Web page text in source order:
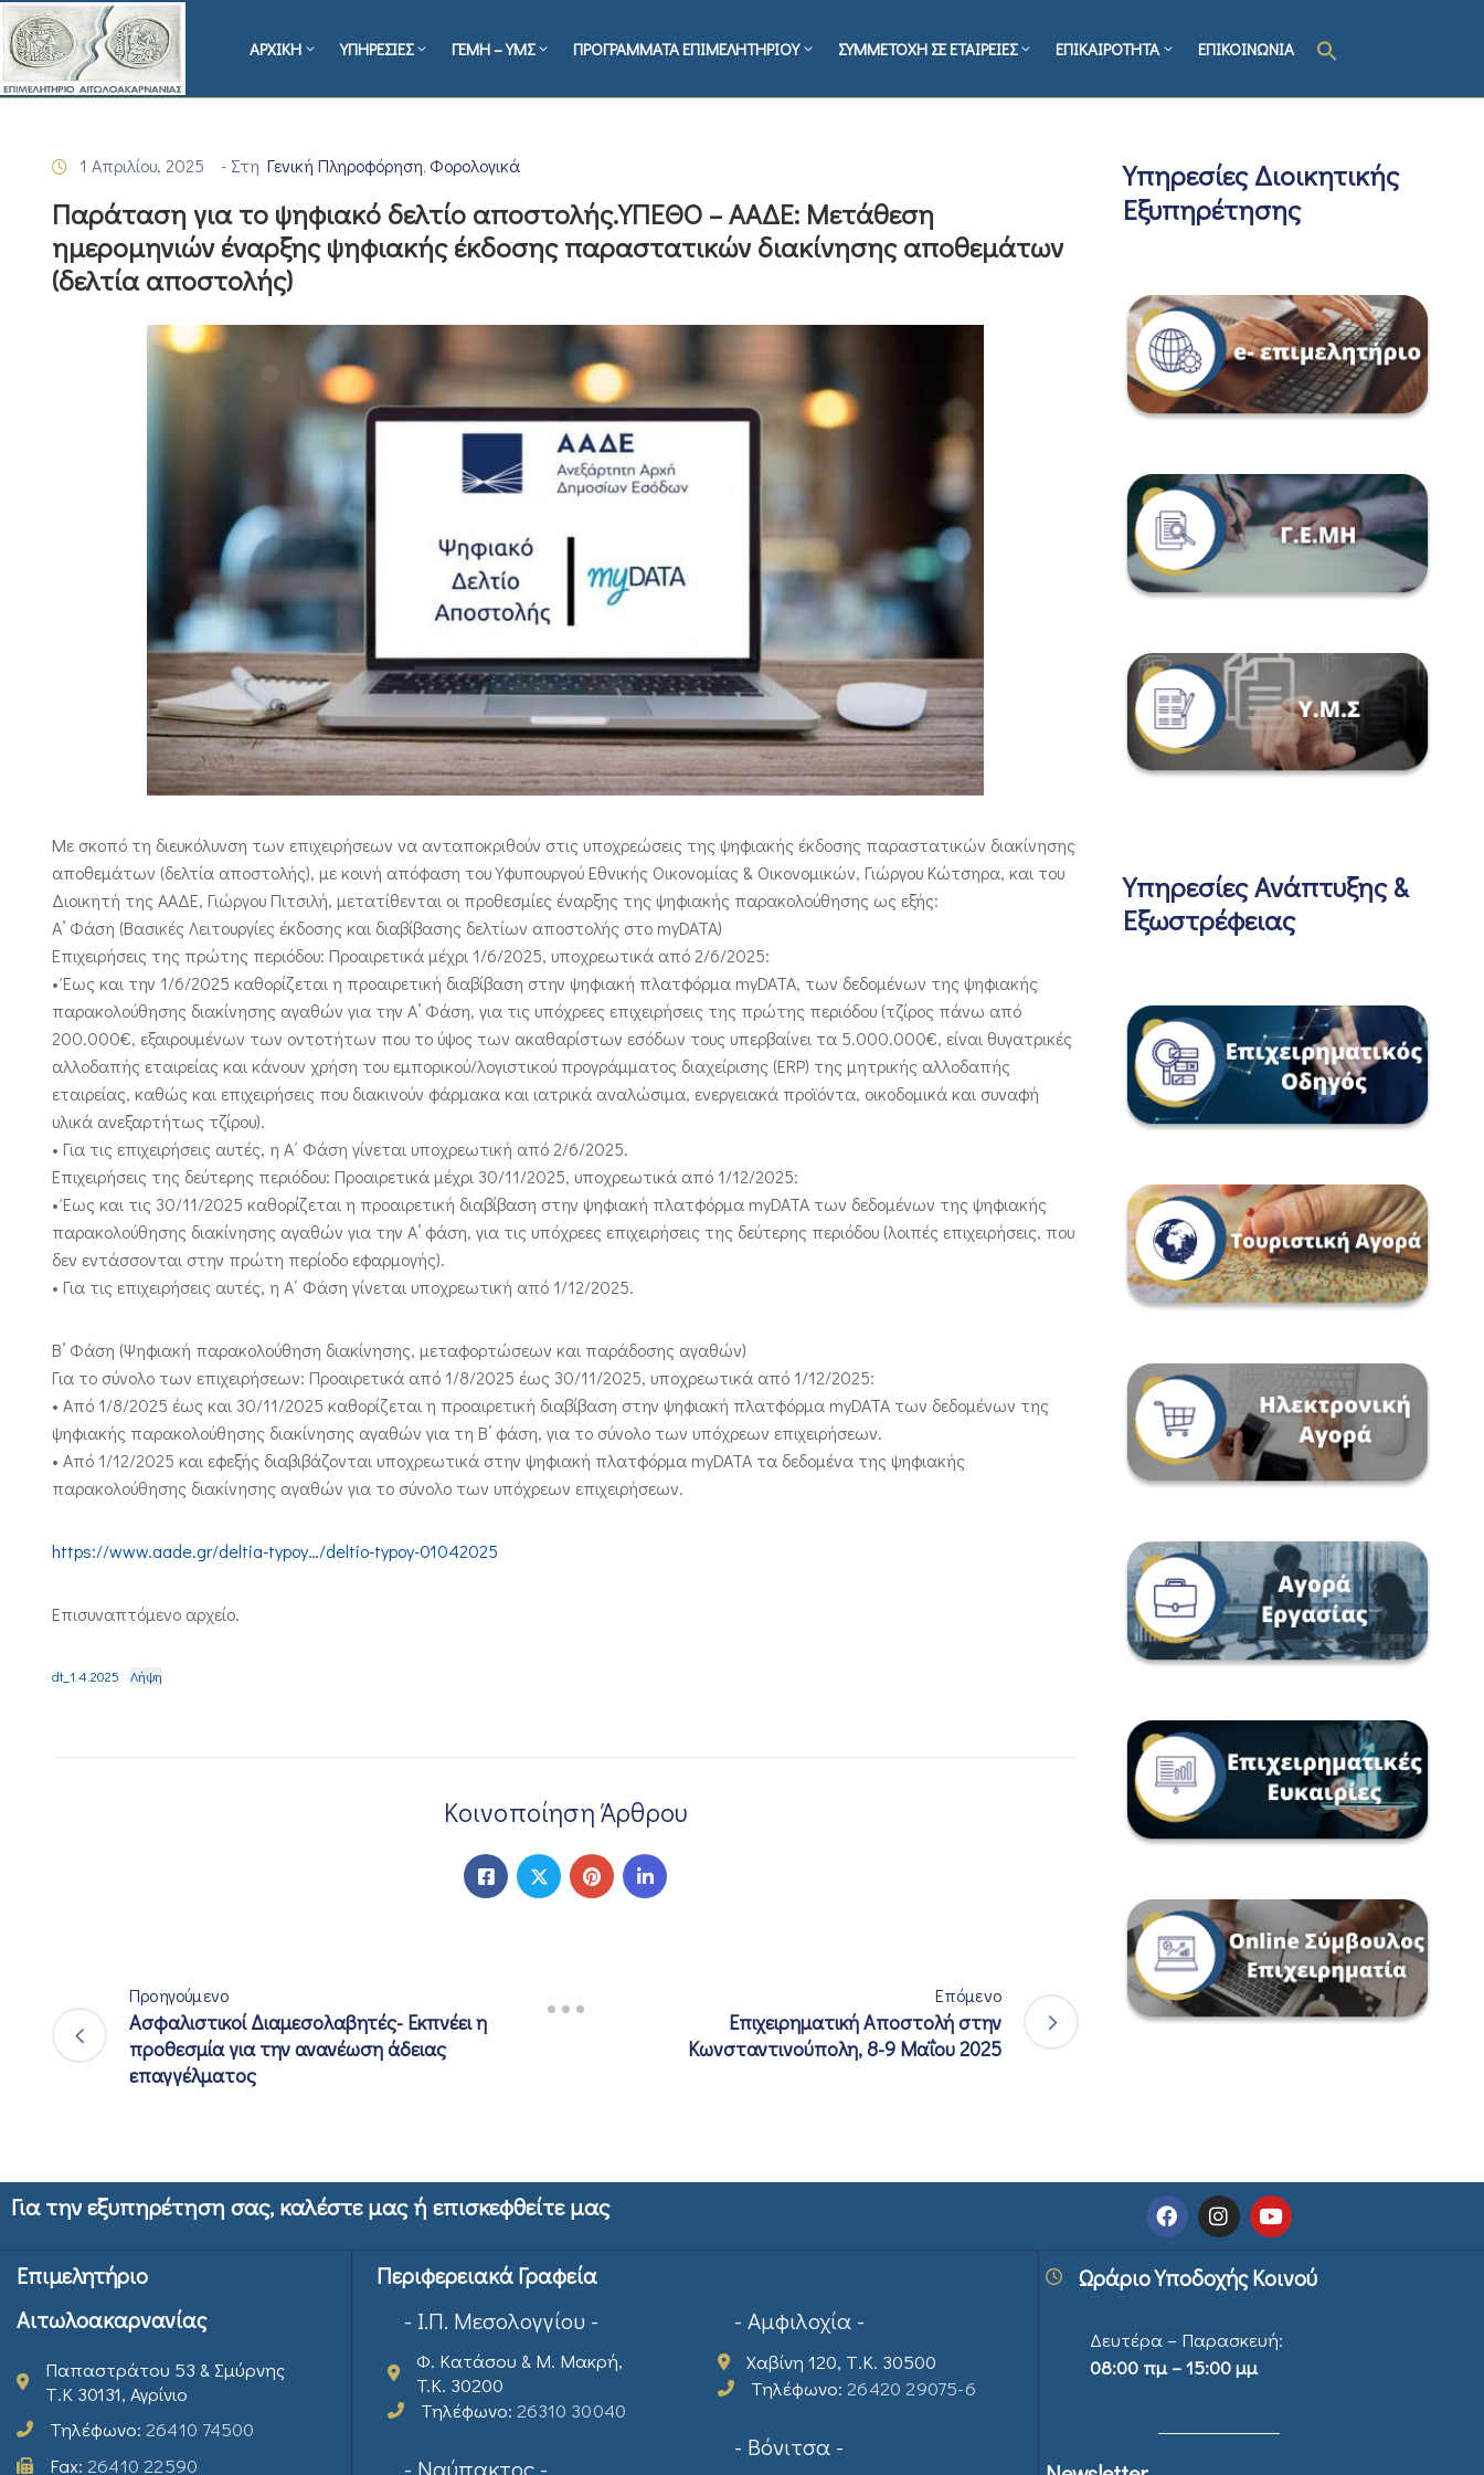
ΑΡΧΙΚΗ ΥΠΗΡΕΣΙΕΣ ΓΕΜΗ – ΥΜΣ ΠΡΟΓΡΑΜΜΑΤΑ ΕΠΙΜΕΛΗΤΗΡΙΟΥ ΣΥΜΜΕΤΟΧΗ ΣΕ ΕΤΑΙΡΕΙΕΣ ΕΠΙΚΑΙΡΟΤΗΤΑ ΕΠΙΚΟΙΝΩΝΙΑ
1 Απριλίου, 2025 - Στη Γενική Πληροφόρηση‚ Φορολογικά
Παράταση για το ψηφιακό δελτίο αποστολής.ΥΠΕΘΟ – ΑΑΔΕ: Μετάθεση
ημερομηνιών έναρξης ψηφιακής έκδοσης παραστατικών διακίνησης αποθεμάτων
(δελτία αποστολής)
Με σκοπό τη διευκόλυνση των επιχειρήσεων να ανταποκριθούν στις υποχρεώσεις της ψηφιακής έκδοσης παραστατικών διακίνησης
αποθεμάτων (δελτία αποστολής), με κοινή απόφαση του Υφυπουργού Εθνικής Οικονομίας & Οικονομικών, Γιώργου Κώτσηρα, και του
Διοικητή της ΑΑΔΕ, Γιώργου Πιτσιλή, μετατίθενται οι προθεσμίες έναρξης της ψηφιακής παρακολούθησης ως εξής:
Α’ Φάση (Βασικές Λειτουργίες έκδοσης και διαβίβασης δελτίων αποστολής στο myDATA)
Επιχειρήσεις της πρώτης περιόδου: Προαιρετικά μέχρι 1/6/2025, υποχρεωτικά από 2/6/2025:
• Έως και την 1/6/2025 καθορίζεται η προαιρετική διαβίβαση στην ψηφιακή πλατφόρμα myDATA, των δεδομένων της ψηφιακής
παρακολούθησης διακίνησης αγαθών για την Α’ Φάση, για τις υπόχρεες επιχειρήσεις της πρώτης περιόδου (τζίρος πάνω από
200.000€, εξαιρουμένων των οντοτήτων που το ύψος των ακαθαρίστων εσόδων τους υπερβαίνει τα 5.000.000€, είναι θυγατρικές
αλλοδαπής εταιρείας και κάνουν χρήση του εμπορικού/λογιστικού προγράμματος διαχείρισης (ERP) της μητρικής αλλοδαπής
εταιρείας, καθώς και επιχειρήσεις που διακινούν φάρμακα και ιατρικά αναλώσιμα, ενεργειακά προϊόντα, οικοδομικά και συναφή
υλικά ανεξαρτήτως τζίρου).
• Για τις επιχειρήσεις αυτές, η Α΄ Φάση γίνεται υποχρεωτική από 2/6/2025.
Επιχειρήσεις της δεύτερης περιόδου: Προαιρετικά μέχρι 30/11/2025, υποχρεωτικά από 1/12/2025:
• Έως και τις 30/11/2025 καθορίζεται η προαιρετική διαβίβαση στην ψηφιακή πλατφόρμα myDATA των δεδομένων της ψηφιακής
παρακολούθησης διακίνησης αγαθών για την Α’ φάση, για τις υπόχρεες επιχειρήσεις της δεύτερης περιόδου (λοιπές επιχειρήσεις, που
δεν εντάσσονται στην πρώτη περίοδο εφαρμογής).
• Για τις επιχειρήσεις αυτές, η Α΄ Φάση γίνεται υποχρεωτική από 1/12/2025.
Β’ Φάση (Ψηφιακή παρακολούθηση διακίνησης, μεταφορτώσεων και παράδοσης αγαθών)
Για το σύνολο των επιχειρήσεων: Προαιρετικά από 1/8/2025 έως 30/11/2025, υποχρεωτικά από 1/12/2025:
• Από 1/8/2025 έως και 30/11/2025 καθορίζεται η προαιρετική διαβίβαση στην ψηφιακή πλατφόρμα myDATA των δεδομένων της
ψηφιακής παρακολούθησης διακίνησης αγαθών για τη Β’ φάση, για το σύνολο των υπόχρεων επιχειρήσεων.
• Από 1/12/2025 και εφεξής διαβιβάζονται υποχρεωτικά στην ψηφιακή πλατφόρμα myDATA τα δεδομένα της ψηφιακής
παρακολούθησης διακίνησης αγαθών για το σύνολο των υπόχρεων επιχειρήσεων.
https://www.aade.gr/deltia-typoy…/deltio-typoy-01042025
Επισυναπτόμενο αρχείο.
dt_1.4.2025 Λήψη
Κοινοποίηση Άρθρου
Προηγούμενο
Ασφαλιστικοί Διαμεσολαβητές- Εκπνέει η
προθεσμία για την ανανέωση άδειας
επαγγέλματος
Επόμενο
Επιχειρηματική Αποστολή στην
Κωνσταντινούπολη, 8-9 Μαΐου 2025
Υπηρεσίες Διοικητικής
Εξυπηρέτησης
Υπηρεσίες Ανάπτυξης &
Εξωστρέφειας
Για την εξυπηρέτηση σας, καλέστε μας ή επισκεφθείτε μας
Επιμελητήριο
Αιτωλοακαρνανίας
Παπαστράτου 53 & Σμύρνης
Τ.Κ 30131, Αγρίνιο
Τηλέφωνο: 26410 74500
Fax: 26410 22590
Περιφερειακά Γραφεία
- Ι.Π. Μεσολογγίου -
Φ. Κατάσου & Μ. Μακρή,
T.K. 30200
Τηλέφωνο: 26310 30040
- Ναύπακτος -
- Αμφιλοχία -
Χαβίνη 120, Τ.Κ. 30500
Τηλέφωνο:26420 29075-6
- Βόνιτσα -
Ωράριο Υποδοχής Κοινού
Δευτέρα – Παρασκευή:
08:00 πμ – 15:00 μμ